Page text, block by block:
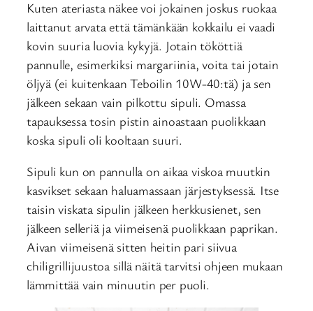
Kuten ateriasta näkee voi jokainen joskus ruokaa
laittanut arvata että tämänkään kokkailu ei vaadi
kovin suuria luovia kykyjä. Jotain tököttiä
pannulle, esimerkiksi margariinia, voita tai jotain
öljyä (ei kuitenkaan Teboilin 10W-40:tä) ja sen
jälkeen sekaan vain pilkottu sipuli. Omassa
tapauksessa tosin pistin ainoastaan puolikkaan
koska sipuli oli kooltaan suuri.
Sipuli kun on pannulla on aikaa viskoa muutkin
kasvikset sekaan haluamassaan järjestyksessä. Itse
taisin viskata sipulin jälkeen herkkusienet, sen
jälkeen selleriä ja viimeisenä puolikkaan paprikan.
Aivan viimeisenä sitten heitin pari siivua
chiligrillijuustoa sillä näitä tarvitsi ohjeen mukaan
lämmittää vain minuutin per puoli.